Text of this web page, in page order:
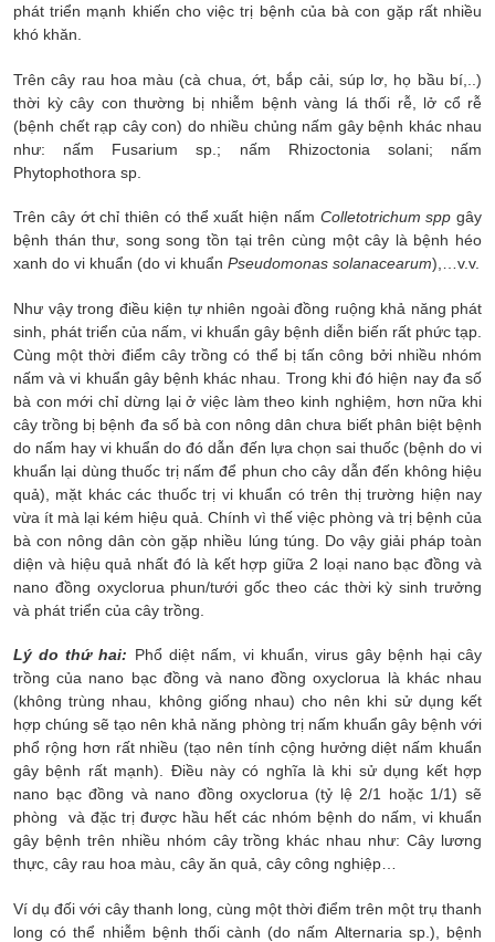
phát triển mạnh khiến cho việc trị bệnh của bà con gặp rất nhiều
khó khăn.
Trên cây rau hoa màu (cà chua, ớt, bắp cải, súp lơ, họ bầu bí,..)
thời kỳ cây con thường bị nhiễm bệnh vàng lá thối rễ, lở cổ rễ
(bệnh chết rạp cây con) do nhiều chủng nấm gây bệnh khác nhau
như: nấm Fusarium sp.; nấm Rhizoctonia solani; nấm
Phytophothora sp.
Trên cây ớt chỉ thiên có thể xuất hiện nấm Colletotrichum spp gây
bệnh thán thư, song song tồn tại trên cùng một cây là bệnh héo
xanh do vi khuẩn (do vi khuẩn Pseudomonas solanacearum),…v.v.
Như vậy trong điều kiện tự nhiên ngoài đồng ruộng khả năng phát
sinh, phát triển của nấm, vi khuẩn gây bệnh diễn biến rất phức tạp.
Cùng một thời điểm cây trồng có thể bị tấn công bởi nhiều nhóm
nấm và vi khuẩn gây bệnh khác nhau. Trong khi đó hiện nay đa số
bà con mới chỉ dừng lại ở việc làm theo kinh nghiệm, hơn nữa khi
cây trồng bị bệnh đa số bà con nông dân chưa biết phân biệt bệnh
do nấm hay vi khuẩn do đó dẫn đến lựa chọn sai thuốc (bệnh do vi
khuẩn lại dùng thuốc trị nấm để phun cho cây dẫn đến không hiệu
quả), mặt khác các thuốc trị vi khuẩn có trên thị trường hiện nay
vừa ít mà lại kém hiệu quả. Chính vì thế việc phòng và trị bệnh của
bà con nông dân còn gặp nhiều lúng túng. Do vậy giải pháp toàn
diện và hiệu quả nhất đó là kết hợp giữa 2 loại nano bạc đồng và
nano đồng oxyclorua phun/tưới gốc theo các thời kỳ sinh trưởng
và phát triển của cây trồng.
Lý do thứ hai: Phổ diệt nấm, vi khuẩn, virus gây bệnh hại cây
trồng của nano bạc đồng và nano đồng oxyclorua là khác nhau
(không trùng nhau, không giống nhau) cho nên khi sử dụng kết
hợp chúng sẽ tạo nên khả năng phòng trị nấm khuẩn gây bệnh với
phổ rộng hơn rất nhiều (tạo nên tính cộng hưởng diệt nấm khuẩn
gây bệnh rất mạnh). Điều này có nghĩa là khi sử dụng kết hợp
nano bạc đồng và nano đồng oxyclorua (tỷ lệ 2/1 hoặc 1/1) sẽ
phòng và đặc trị được hầu hết các nhóm bệnh do nấm, vi khuẩn
gây bệnh trên nhiều nhóm cây trồng khác nhau như: Cây lương
thực, cây rau hoa màu, cây ăn quả, cây công nghiệp…
Ví dụ đối với cây thanh long, cùng một thời điểm trên một trụ thanh
long có thể nhiễm bệnh thối cành (do nấm Alternaria sp.), bệnh